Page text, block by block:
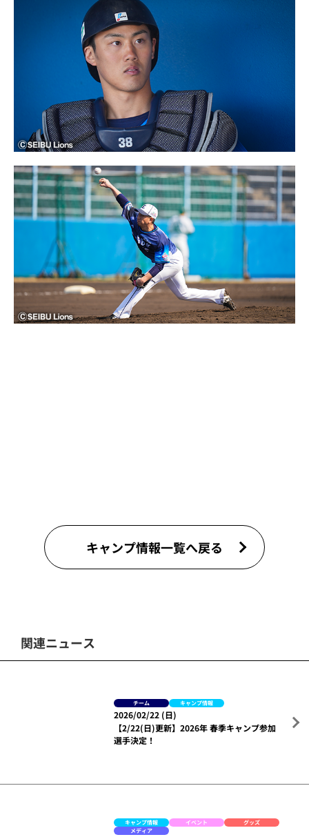
キャンプ情報一覧へ戻る
関連ニュース
チーム キャンプ情報
2026/02/22 (日)
【2/22(日)更新】2026年 春季キャンプ参加
選手決定！
キャンプ情報 イベント
グッズ
メディア